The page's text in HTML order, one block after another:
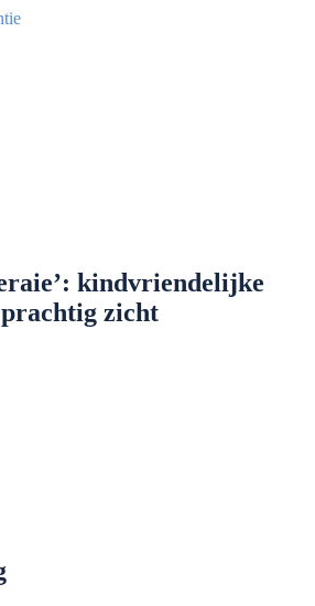
kindvriendelijke
zicht